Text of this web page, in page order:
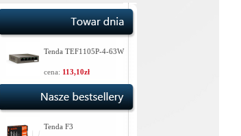
Tenda TEF1105P-4-63W
cena: 113,10zł
Tenda F3